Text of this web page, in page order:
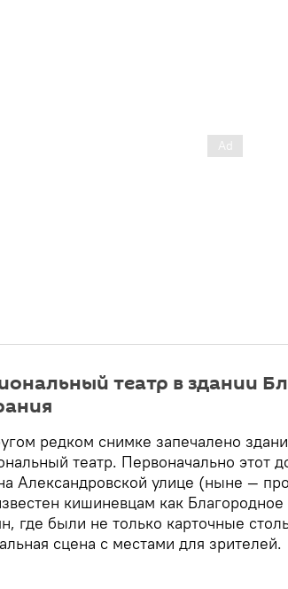
театр в здании
редком снимке запечалено
театр. Первоначально этот
Александровской улице (ныне —
кишиневцам как
где были не только карточные
сцена с местами для зрителей.